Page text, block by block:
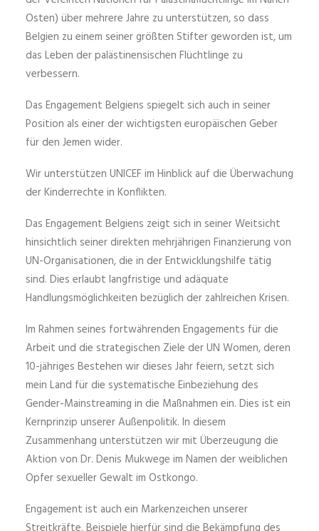
Osten) über mehrere Jahre zu unterstützen, so dass
Belgien zu einem seiner größten Stifter geworden ist, um
das Leben der palästinensischen Flüchtlinge zu
verbessern.
Das Engagement Belgiens spiegelt sich auch in seiner
Position als einer der wichtigsten europäischen Geber
für den Jemen wider.
Wir unterstützen UNICEF im Hinblick auf die Überwachung
der Kinderrechte in Konflikten.
Das Engagement Belgiens zeigt sich in seiner Weitsicht
hinsichtlich seiner direkten mehrjährigen Finanzierung von
UN-Organisationen, die in der Entwicklungshilfe tätig
sind. Dies erlaubt langfristige und adäquate
Handlungsmöglichkeiten bezüglich der zahlreichen Krisen.
Im Rahmen seines fortwährenden Engagements für die
Arbeit und die strategischen Ziele der UN Women, deren
10-jähriges Bestehen wir dieses Jahr feiern, setzt sich
mein Land für die systematische Einbeziehung des
Gender-Mainstreaming in die Maßnahmen ein. Dies ist ein
Kernprinzip unserer Außenpolitik. In diesem
Zusammenhang unterstützen wir mit Überzeugung die
Aktion von Dr. Denis Mukwege im Namen der weiblichen
Opfer sexueller Gewalt im Ostkongo.
Engagement ist auch ein Markenzeichen unserer